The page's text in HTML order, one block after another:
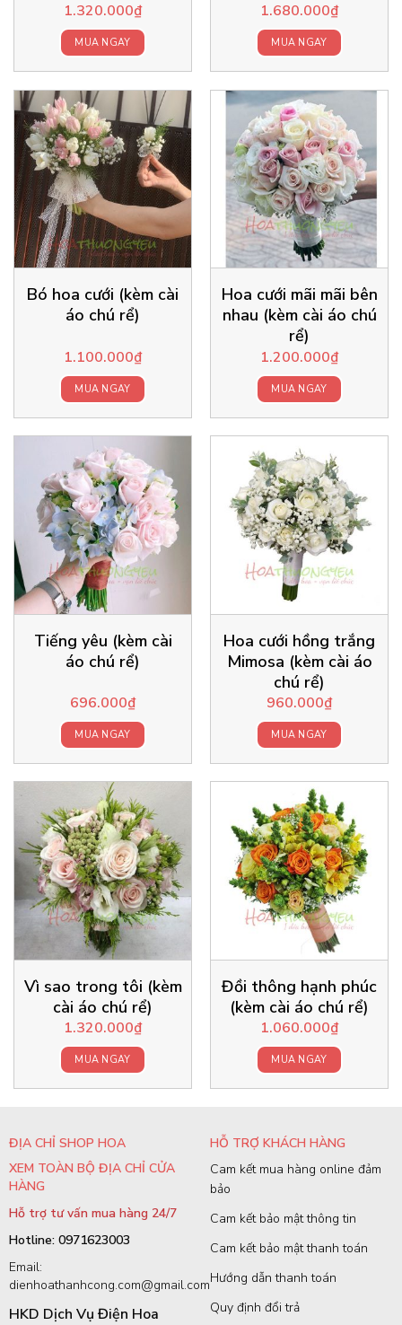
1.320.000₫
MUA NGAY
1.680.000₫
MUA NGAY
Bó hoa cưới (kèm cài
áo chú rể)
1.100.000₫
MUA NGAY
Hoa cưới mãi mãi bên
nhau (kèm cài áo chú
rể)
1.200.000₫
MUA NGAY
Tiếng yêu (kèm cài
áo chú rể)
696.000₫
MUA NGAY
Hoa cưới hồng trắng
Mimosa (kèm cài áo
chú rể)
960.000₫
MUA NGAY
Vì sao trong tôi (kèm
cài áo chú rể)
1.320.000₫
MUA NGAY
Đồi thông hạnh phúc
(kèm cài áo chú rể)
1.060.000₫
MUA NGAY
ĐỊA CHỈ SHOP HOA
XEM TOÀN BỘ ĐỊA CHỈ CỬA
HÀNG
Hỗ trợ tư vấn mua hàng 24/7
Hotline: 0971623003
Email:
dienhoathanhcong.com@gmail.com
HKD Dịch Vụ Điện Hoa
HỖ TRỢ KHÁCH HÀNG
Cam kết mua hàng online đảm
bảo
Cam kết bảo mật thông tin
Cam kết bảo mật thanh toán
Hướng dẫn thanh toán
Quy định đổi trả